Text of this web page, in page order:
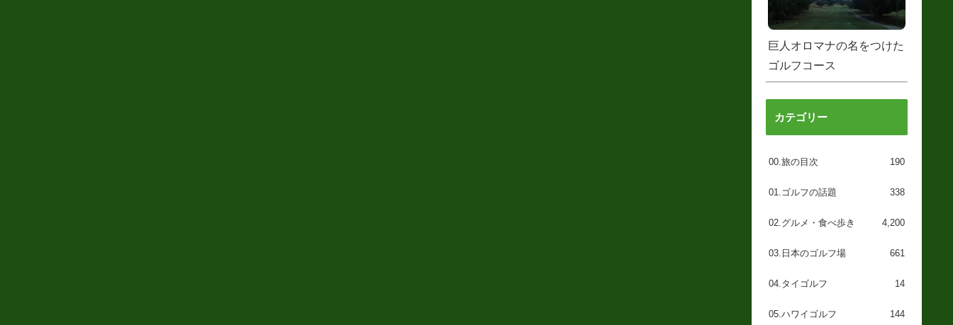
巨人オロマナの名をつけた
ゴルフコース
カテゴリー
00.旅の目次 190
01.ゴルフの話題 338
02.グルメ・食べ歩き 4,200
03.日本のゴルフ場 661
04.タイゴルフ 14
05.ハワイゴルフ 144